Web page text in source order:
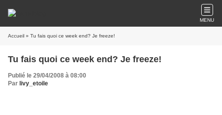
MENU
Accueil » Tu fais quoi ce week end? Je freeze!
Tu fais quoi ce week end? Je freeze!
Publié le 29/04/2008 à 08:00
Par livy_etoile